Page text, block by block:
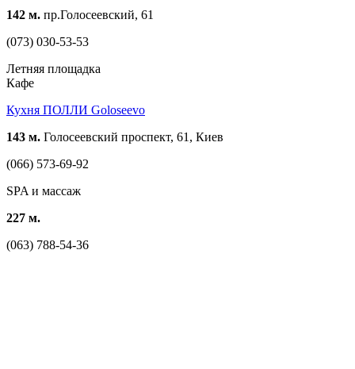
142 м. пр.Голосеевский, 61
(073) 030-53-53
Летняя площадка
Кафе
Кухня ПОЛЛИ Goloseevo
143 м. Голосеевский проспект, 61, Киев
(066) 573-69-92
SPA и массаж
227 м.
(063) 788-54-36